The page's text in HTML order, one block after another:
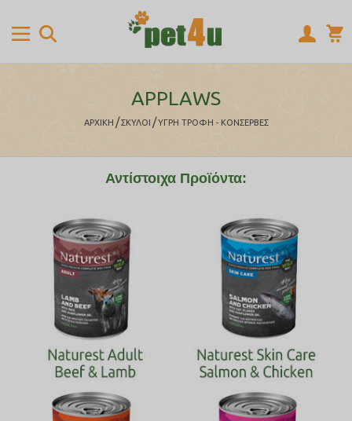
APPLAWS
ΑΡΧΙΚΉ / ΣΚΥΛΟΙ / ΥΓΡΗ ΤΡΟΦΗ - ΚΟΝΣΕΡΒΕΣ
Αντίστοιχα Προϊόντα: